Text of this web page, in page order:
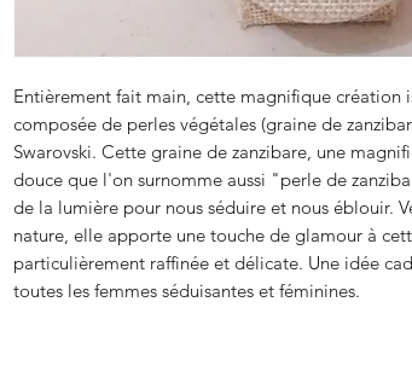
Entièrement fait main, cette magnifique création
composée de perles végétales (graine de
Swarovski. Cette graine de zanzibare, une
douce que l'on surnomme aussi "perle de
de la lumière pour nous séduire et nous éblouir.
nature, elle apporte une touche de glamour à
particulièrement raffinée et délicate. Une idée
toutes les femmes séduisantes et féminines.